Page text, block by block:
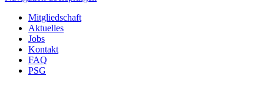
Mitgliedschaft
Aktuelles
Jobs
Kontakt
FAQ
PSG